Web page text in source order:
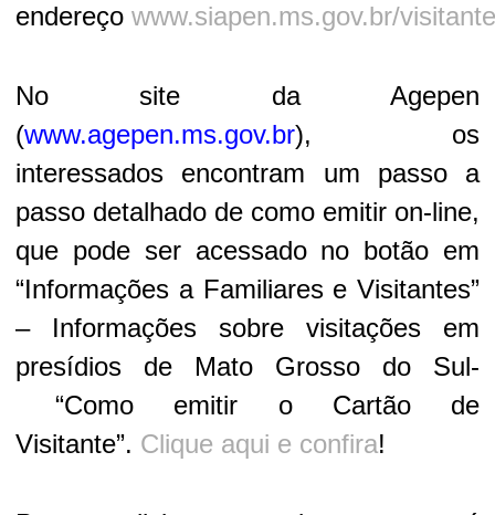
endereço www.siapen.ms.gov.br/visitante
No site da Agepen
(www.agepen.ms.gov.br), os
interessados encontram um passo a
passo detalhado de como emitir on-line,
que pode ser acessado no botão em
“Informações a Familiares e Visitantes”
– Informações sobre visitações em
presídios de Mato Grosso do Sul-
“Como emitir o Cartão de
Visitante”. Clique aqui e confira!